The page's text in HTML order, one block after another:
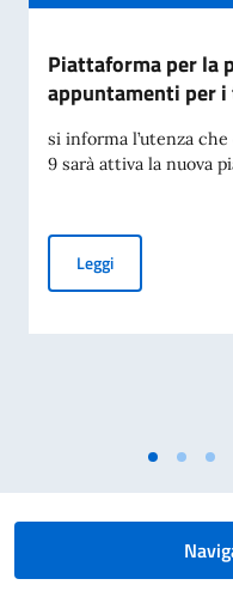
Piattaforma per la
appuntamenti per
si informa l’utenza
9 sarà attiva la nuova
LeggiPiattaforma per